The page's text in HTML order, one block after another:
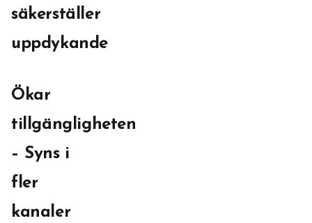
säkerställer
uppdykande
Ökar
tillgängligheten
– Syns i
fler
kanaler